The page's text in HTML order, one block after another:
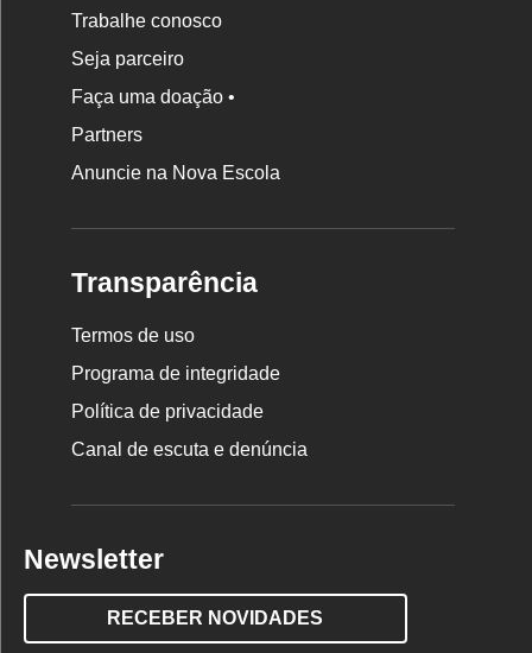
Trabalhe conosco
Seja parceiro
Faça uma doação •
Partners
Anuncie na Nova Escola
Transparência
Termos de uso
Programa de integridade
Política de privacidade
Canal de escuta e denúncia
Newsletter
RECEBER NOVIDADES